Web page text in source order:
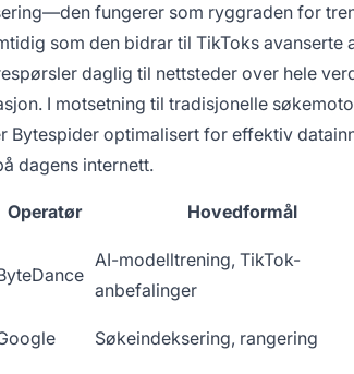
fungerer som ryggraden for
som den bidrar til TikToks
daglig til nettsteder over hele
I motsetning til tradisjonelle
Bytespider optimalisert for effektiv
dagens internett.
Operatør Hovedformål
AI-modelltrening, TikTok-
anbefalinger
Søkeindeksering, rangering